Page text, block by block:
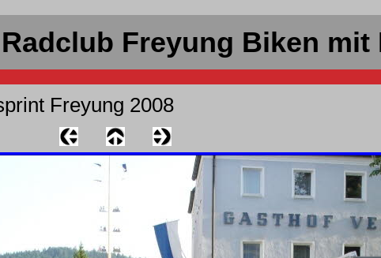
Radclub Freyung Biken mit
Freyung 2008